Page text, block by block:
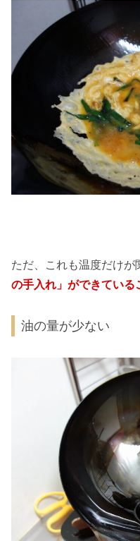
ただ、これも温度だけが
の手入れ」ができている
油の量が少ない